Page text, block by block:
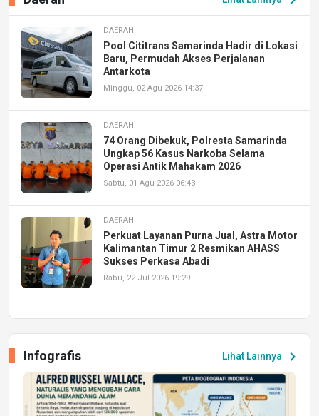
DAERAH
Pool Cititrans Samarinda Hadir di Lokasi
Baru, Permudah Akses Perjalanan
Antarkota
Minggu, 02 Agu 2026 14:37
DAERAH
74 Orang Dibekuk, Polresta Samarinda
Ungkap 56 Kasus Narkoba Selama
Operasi Antik Mahakam 2026
Sabtu, 01 Agu 2026 06:43
DAERAH
Perkuat Layanan Purna Jual, Astra Motor
Kalimantan Timur 2 Resmikan AHASS
Sukses Perkasa Abadi
Rabu, 22 Jul 2026 19:29
Peluang Kerja dan Magang
Jumat, 17 Jul 2026 22:30
DAERAH
Lihat Lainnya chevron_right
Infografis